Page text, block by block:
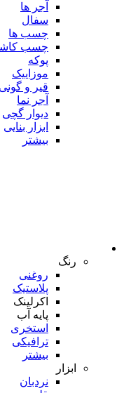
آجر ها
سفال
چسب ها
چسب
پوکه
موزاییک
قیر و گونی
آجر نما
دیوار گچی
ابزار بنایی
بیشتر
رنگ
روغنی
پلاستیک
اکرلینک
پایه آب
استخری
ترافیکی
بیشتر
ابزار
نردبان